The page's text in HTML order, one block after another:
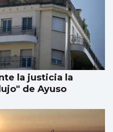
la justicia la
de Ayuso